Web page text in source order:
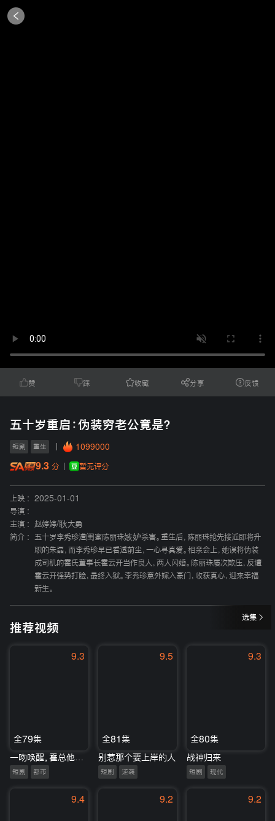
赞 踩 收藏 分享 反馈
五十岁重启：伪装穷老公竟是？
短剧 重生 1099000
9.3 分 暂无评分
上映 :
2025-01-01
导演 :
主演 :
赵婷婷/耿大勇
简介 :
五十岁李秀珍遭闺蜜陈丽珠嫉妒杀害。重生后，陈丽珠抢先接近即将升
职的朱磊，而李秀珍早已看透前尘，一心寻真爱。相亲会上，她误将伪装
成司机的霍氏董事长霍云开当作良人，两人闪婚。陈丽珠屡次欺压，反遭
霍云开强势打脸，最终入狱。李秀珍意外嫁入豪门，收获真心，迎来幸福
新生。
选集
推荐视频
9.3
全79集
短剧 都市
9.5
全81集
别惹那个要上岸的人
短剧 逆袭
9.3
全80集
战神归来
短剧 现代
9.4 9.2 9.2